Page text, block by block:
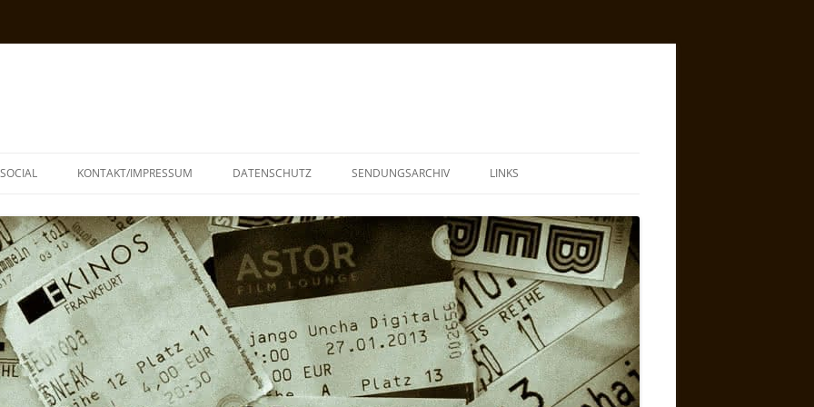
SOCIAL KONTAKT/IMPRESSUM DATENSCHUTZ SENDUNGSARCHIV LINKS